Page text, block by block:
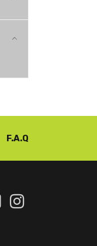
F.A.Q